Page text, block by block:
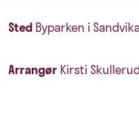
Sted Byparken i Sandvika
Arrangør Kirsti